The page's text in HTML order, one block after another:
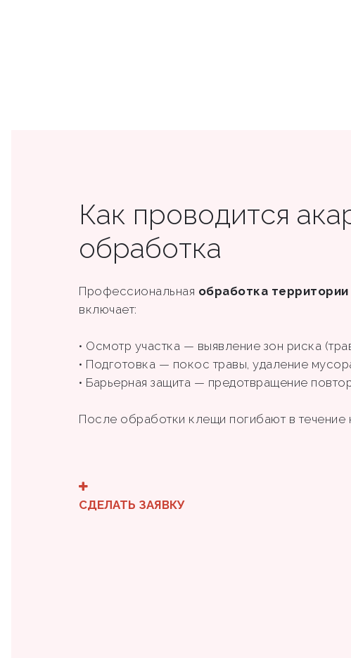
Как проводится
обработка
Профессиональная обработка
включает:
• Осмотр участка — выявление зон риска
• Подготовка — покос травы, удаление
• Барьерная защита — предотвращение
После обработки клещи погибают в течение
СДЕЛАТЬ ЗАЯВКУ